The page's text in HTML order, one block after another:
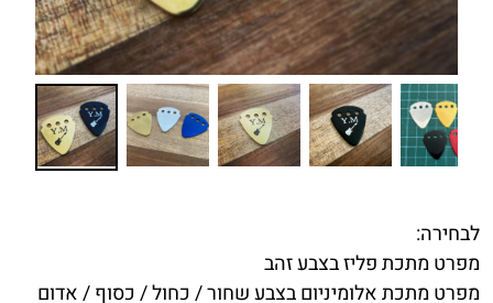
לבחירה:
מפרט מתכת פליז בצבע זהב
מפרט מתכת אלומיניום בצבע שחור / כחול / כסוף / אדום